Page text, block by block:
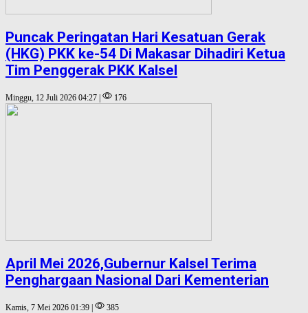
Puncak Peringatan Hari Kesatuan Gerak
(HKG) PKK ke-54 Di Makasar Dihadiri Ketua
Tim Penggerak PKK Kalsel
Minggu, 12 Juli 2026 04:27 | 176
April Mei 2026,Gubernur Kalsel Terima
Penghargaan Nasional Dari Kementerian
Kamis, 7 Mei 2026 01:39 | 385